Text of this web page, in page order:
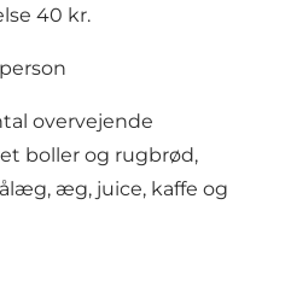
40 kr.
overvejende
boller og rugbrød,
æg, juice, kaffe og